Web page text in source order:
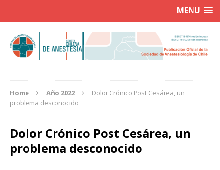
MENU
Home Año 2022
Dolor Crónico Post Cesárea, un
problema desconocido
Dolor Crónico Post Cesárea, un
problema desconocido